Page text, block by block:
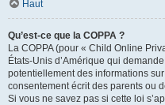
Haut
Qu’est-ce que la COPPA ?
La COPPA (pour « Child Online
États-Unis d’Amérique qui
potentiellement des informations
consentement écrit des parents ou
Si vous ne savez pas si cette loi